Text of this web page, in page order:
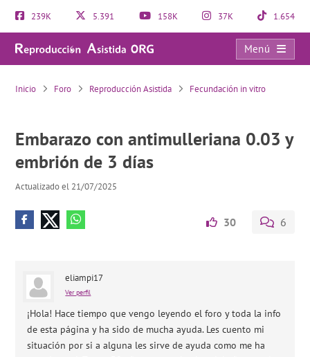
239K 5.391 158K 37K 1.654
Menú
Embarazo con antimulleriana 0.03 y embrión de 3 días
Inicio Foro Reproducción Asistida Fecundación in vitro
Embarazo con antimulleriana 0.03 y
embrión de 3 días
Actualizado el 21/07/2025
30 6
eliampi17
Ver perfil
¡Hola! Hace tiempo que vengo leyendo el foro y toda la info
de esta página y ha sido de mucha ayuda. Les cuento mi
situación por si a alguna les sirve de ayuda como me ha